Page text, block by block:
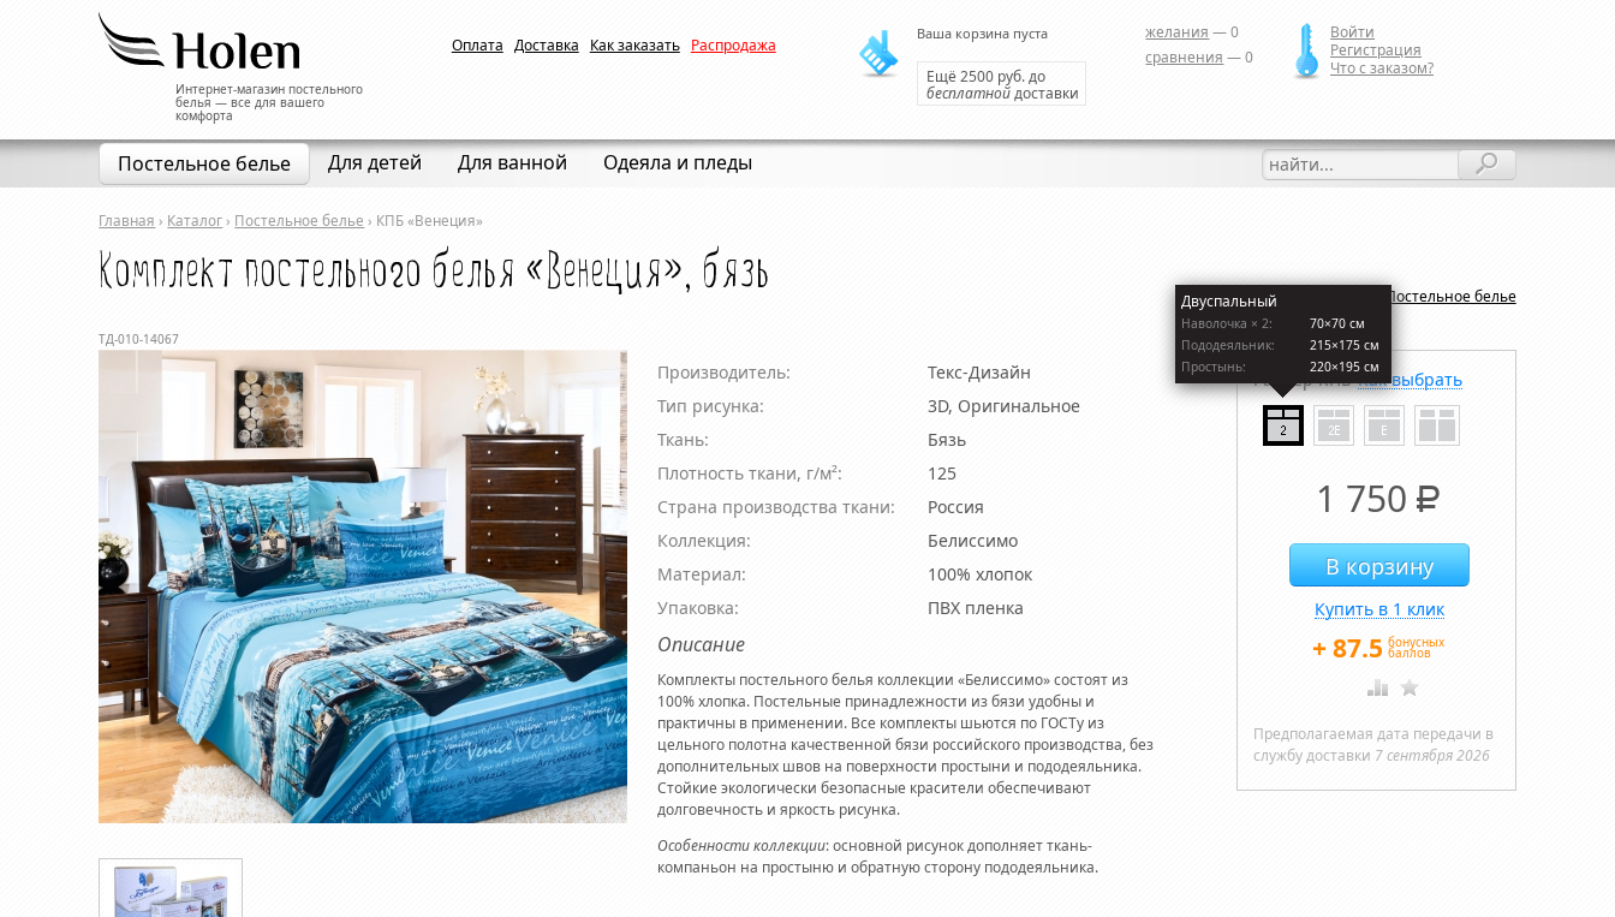
Интернет-магазин постельного
белья — все для вашего
комфорта
Оплата Доставка Как заказать Распродажа
Ваша корзина пуста
Ещё 2500 руб. до
бесплатнойдоставки
желания —0
сравнения —0
Войти
Регистрация
Что с заказом?
Постельное белье Для детей Для ванной Одеяла и пледы
Главная › Каталог › Постельное белье › КПБ «Венеция»
Комплект постельного белья «Венеция», бязь Постельное белье
ТД-010-14067
Производитель:
Текс-Дизайн
Тип рисунка:
3D, Оригинальное
Ткань:
Бязь
Плотность ткани, г/м²:
125
Страна производства ткани:
Россия
Коллекция:
Белиссимо
Материал:
100% хлопок
Упаковка:
ПВХ пленка
Описание
Комплекты постельного белья коллекции «Белиссимо» состоят из
100% хлопка. Постельные принадлежности из бязи удобны и
практичны в применении. Все комплекты шьются по ГОСТу из
цельного полотна качественной бязи российского производства, без
дополнительных швов на поверхности простыни и пододеяльника.
Стойкие экологически безопасные красители обеспечивают
долговечность и яркость рисунка.
Особенности коллекции: основной рисунок дополняет ткань-
компаньон на простыню и обратную сторону пододеяльника.
Размер КПБ Как выбрать
Двуспальный
Наволочкa × 2:
70×70 см
Пододеяльник:
215×175 см
Простынь:
220×195 см
1 750Р
Купить в 1 клик
+87.5 бонусных
баллов
Предполагаемая дата передачи в
службу доставки 7 сентября 2026